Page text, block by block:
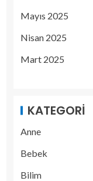
Mayıs 2025
Nisan 2025
Mart 2025
KATEGORI
Anne
Bebek
Bilim